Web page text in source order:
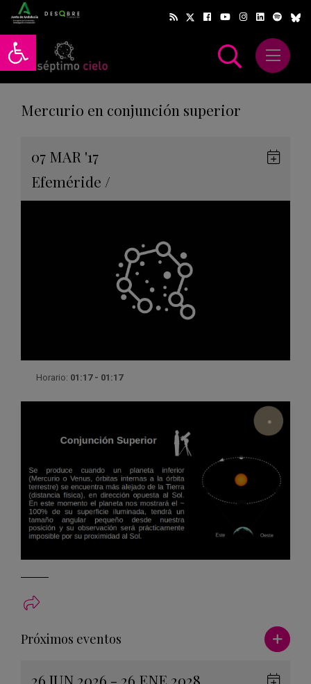
Abrir barra de herramientas
Abrir
Mercurio en conjunción superior
07 MAR '17
Efeméride /
Horario: 01:17 - 01:17
Próximos eventos Ver más
26 JUN 2026 - 26 ENE 2028